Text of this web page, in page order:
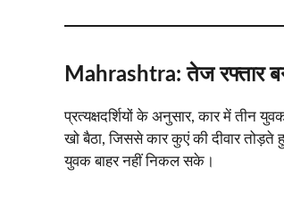
Mahrashtra:तेज रफ्तार
प्रत्यक्षदर्शियों के अनुसार, कार में तीन
खो बैठा, जिससे कार कुएं की दीवार तोड़ते
युवक बाहर नहीं निकल सके।